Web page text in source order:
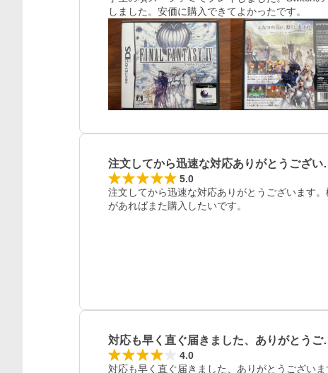
しました。安価に購入できてよかったです。
注文してから迅速な対応ありがとうござ
5.0
注文してから迅速な対応ありがとうございます
があればまた購入したいです。
対応も早く直ぐ届きました、ありがとう
4.0
対応も早く直ぐ届きました、ありがとうござい